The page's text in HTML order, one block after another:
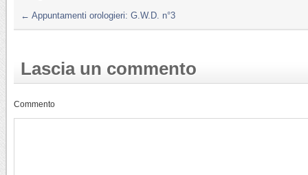
← Appuntamenti orologieri: G.W.D. n°3
Lascia un commento
Commento